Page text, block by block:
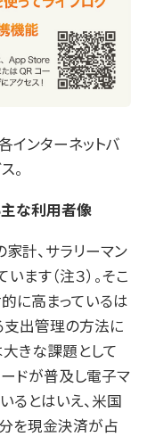
インターネットバ
。
な利用者像
計、サラリーマン
ます（注３）。そこ
に高まっているは
支出管理の方法に
大きな課題として
ードが普及し電子マ
るとはいえ、米国
を現金決済が占